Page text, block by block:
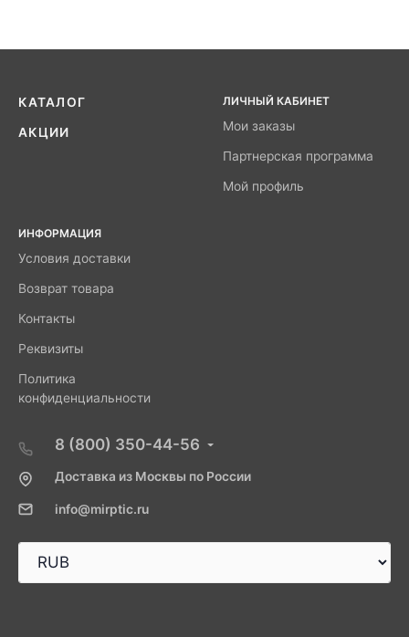
КАТАЛОГ
АКЦИИ
ЛИЧНЫЙ КАБИНЕТ
Мои заказы
Партнерская программа
Мой профиль
ИНФОРМАЦИЯ
Условия доставки
Возврат товара
Контакты
Реквизиты
Политика
конфиденциальности
8 (800) 350-44-56
Доставка из Москвы по России
info@mirptic.ru